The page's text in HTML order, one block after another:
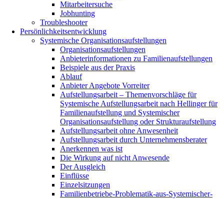
Mitarbeitersuche
Jobhunting
Troubleshooter
Persönlichkeitsentwicklung
Systemische Organisationsaufstellungen
Organisationsaufstellungen
Anbieterinformationen zu Familienaufstellungen
Beispiele aus der Praxis
Ablauf
Anbieter Angebote Vorreiter
Aufstellungsarbeit – Themenvorschläge für
Systemische Aufstellungsarbeit nach Hellinger für
Familienaufstellung und Systemischer
Organisationsaufstellung oder Strukturaufstellung
Aufstellungsarbeit ohne Anwesenheit
Aufstellungsarbeit durch Unternehmensberater
Anerkennen was ist
Die Wirkung auf nicht Anwesende
Der Ausgleich
Einflüsse
Einzelsitzungen
Familienbetriebe-Problematik-aus-Systemischer-